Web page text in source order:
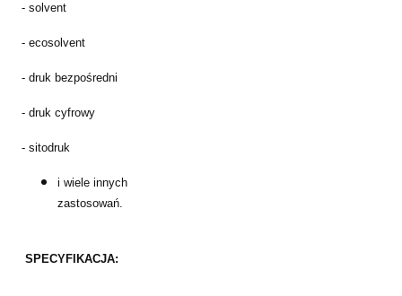
- solvent
- ecosolvent
- druk bezpośredni
- druk cyfrowy
- sitodruk
i wiele innych
zastosowań.
SPECYFIKACJA: